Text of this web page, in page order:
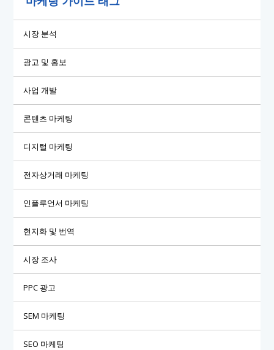
시장 분석
광고 및 홍보
사업 개발
콘텐츠 마케팅
디지털 마케팅
전자상거래 마케팅
인플루언서 마케팅
현지화 및 번역
시장 조사
PPC 광고
SEM 마케팅
SEO 마케팅